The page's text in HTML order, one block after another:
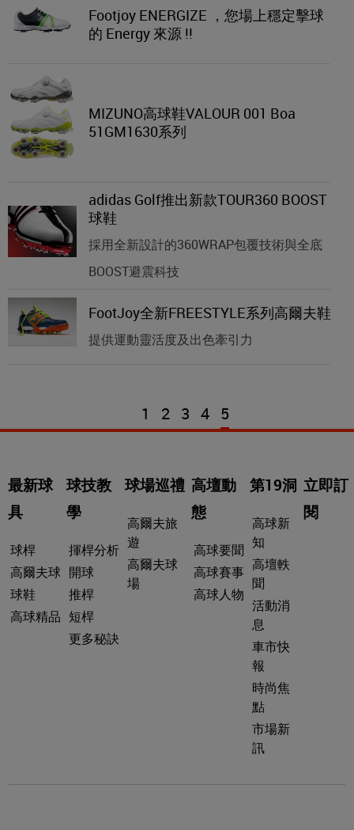
Footjoy ENERGIZE ，您場上穩定擊球
的 Energy 來源 !!
MIZUNO高球鞋VALOUR 001 Boa
51GM1630系列
adidas Golf推出新款TOUR360 BOOST
球鞋
採用全新設計的360WRAP包覆技術與全底
BOOST避震科技
FootJoy全新FREESTYLE系列高爾夫鞋
提供運動靈活度及出色牽引力
1 2 3 4 5
最新球
具
球桿
高爾夫球
球鞋
高球精品
球技教
學
揮桿分析
開球
推桿
短桿
更多秘訣
球場巡禮
高爾夫旅
遊
高爾夫球
場
高壇動
態
高球要聞
高球賽事
高球人物
第19洞
高球新
知
高壇軼
聞
活動消
息
車市快
報
時尚焦
點
市場新
訊
立即訂
閱